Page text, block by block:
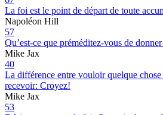
La foi est le point de départ de toute
Napoléon Hill
57
Qu’est-ce que préméditez-vous de
Mike Jax
40
La différence entre vouloir quelque chose
recevoir: Croyez!
Mike Jax
53